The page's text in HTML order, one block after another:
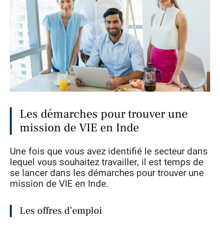
Les démarches pour trouver une
mission de VIE en Inde
Une fois que vous avez identifié le secteur dans
lequel vous souhaitez travailler, il est temps de
se lancer dans les démarches pour trouver une
mission de VIE en Inde.
Les offres d’emploi